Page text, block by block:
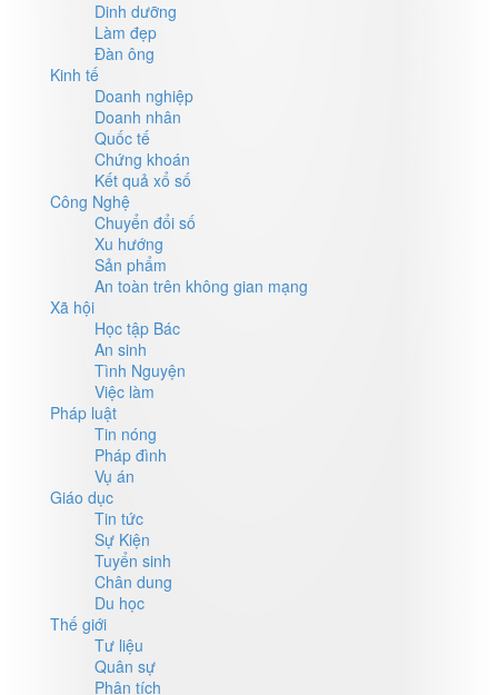
Dinh dưỡng
Làm đẹp
Đàn ông
Kinh tế
Doanh nghiệp
Doanh nhân
Quốc tế
Chứng khoán
Kết quả xổ số
Công Nghệ
Chuyển đổi số
Xu hướng
Sản phẩm
An toàn trên không gian mạng
Xã hội
Học tập Bác
An sinh
Tình Nguyện
Việc làm
Pháp luật
Tin nóng
Pháp đình
Vụ án
Giáo dục
Tin tức
Sự Kiện
Tuyển sinh
Chân dung
Du học
Thế giới
Tư liệu
Quân sự
Phân tích